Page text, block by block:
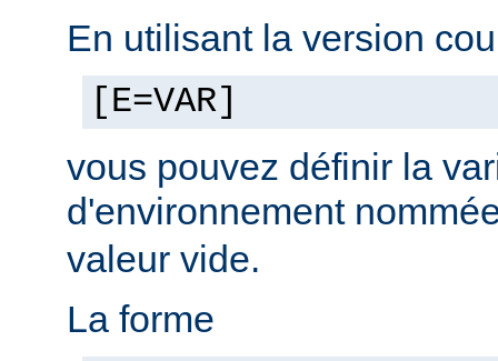
En utilisant la version
[E=VAR]
vous pouvez définir la
d'environnement
valeur vide.
La forme